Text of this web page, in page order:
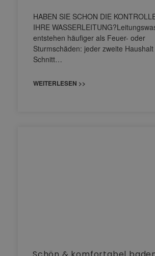
HABEN SIE SCHON DIE
IHRE
entstehen häufiger als Feuer- oder
Sturmschäden: jeder zweite
Schnitt…
WEITERLESEN >>